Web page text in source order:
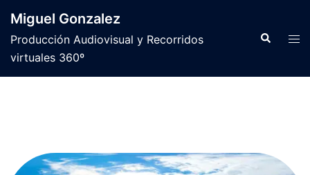
Miguel Gonzalez
Producción Audiovisual y Recorridos
virtuales 360º